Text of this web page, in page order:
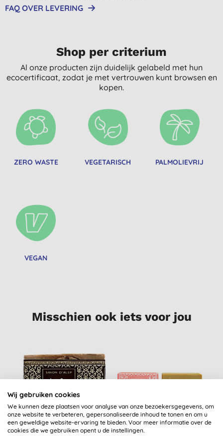
FAQ OVER LEVERING
Shop per criterium
Al onze producten zijn duidelijk gelabeld met hun
ecocertificaat, zodat je met vertrouwen kunt browsen en
kopen.
ZERO WASTE VEGETARISCH PALMOLIEVRIJ
VEGAN
Misschien ook iets voor jou
Wij gebruiken cookies
We kunnen deze plaatsen voor analyse van onze bezoekersgegevens, om
onze website te verbeteren, gepersonaliseerde inhoud te tonen en om u
een geweldige website-ervaring te bieden. Voor meer informatie over de
cookies die we gebruiken opent u de instellingen.